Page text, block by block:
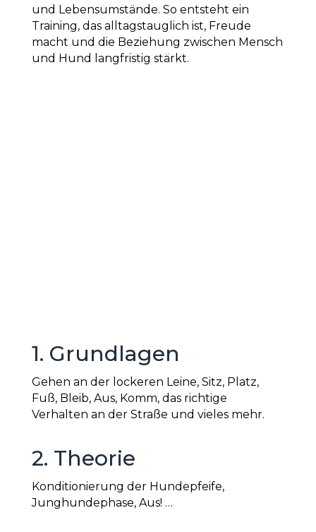
und Lebensumstände. So entsteht ein
Training, das alltagstauglich ist, Freude
macht und die Beziehung zwischen Mensch
und Hund langfristig stärkt.
1. Grundlagen
Gehen an der lockeren Leine, Sitz, Platz,
Fuß, Bleib, Aus, Komm, das richtige
Verhalten an der Straße und vieles mehr.
2. Theorie
Konditionierung der Hundepfeife,
Junghundephase, Aus! …